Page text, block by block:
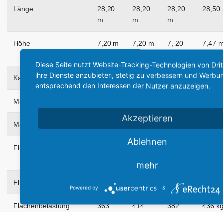
Länge
28,20
m
28,20
m
28,20
m
28,50
Höhe 7,20 m 7,20 m
7, 20
7,47
Kabinenlänge . . . .
Max. Kabinenbreite
Max. Kabinenhöhe 1,98 m 1,98 m
Flügelfläche
93,18
Flügelpfeilung
Flächenbelastung
363
414
382
436
Diese Seite nutzt Website-Tracking-Technologien von
ihre Dienste anzubieten, stetig zu verbessern und
entsprechend den Interessen der Nutzer anzuzeigen.
Akzeptieren
Ablehnen
mehr
Powered by &